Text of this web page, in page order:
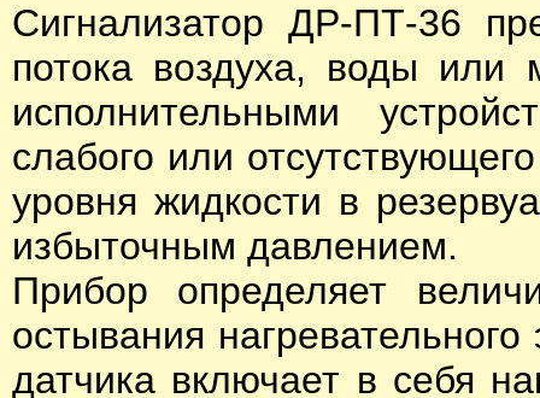
Сигнализатор ДР-ПТ-36
потока воздуха, воды или
исполнительными
слабого или
уровня жидкости в
избыточным давлением.
Прибор определяет
остывания
датчика включает в себя